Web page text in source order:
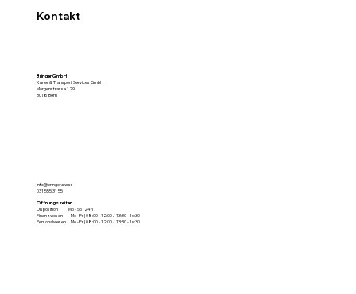
Kontakt
Bringer GmbH
Kurier & Transport Services GmbH
Morgenstrasse 129
3018 Bern
Öffnungszeiten
Disposition Mo - So | 24h
Finanzwesen Mo - Fr | 08:00 - 12:00 / 13:30 - 16:30
Personalwesen Mo - Fr | 08:00 - 12:00 / 13:30 - 16:30
info@bringer.swiss
031 555 31 55